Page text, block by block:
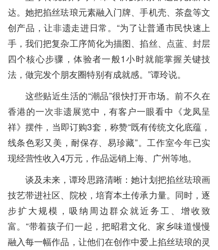
达。她把掐丝珐琅元素融入门牌、手机壳、茶盘等文
创产品，让非遗走进日常。“为了让普通市民快速上
手，我们把复杂工序简化为描图、掐丝、点蓝、封层
四个核心步骤，体验者一般1小时就能掌握关键技
法，做完发个朋友圈特别有成就感。”谭玲说。
这些贴近生活的“潮品”很快打开市场。前不久在
香港的一次非遗展览中，有客户一眼看中《龙凤呈
祥》摆件，当即订购3套，称赞“既有传统文化底蕴，
线条色彩又美，耐保存、易珍藏”。工作室今年已实
现经营性收入4万元，作品远销上海、广州等地。
谈及未来，谭玲思路清晰：她计划把掐丝珐琅画
技艺带进社区、院校，培育本土传承力量。同时，逐
步扩大规模，吸纳周边群众就近务工、增收致
富。“带着孩子们一起，把昭君文化、家乡味道慢慢
融入每一幅作品，让他们在创作中爱上掐丝珐琅的灵